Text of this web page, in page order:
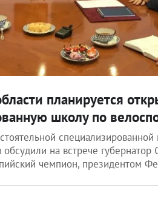
планируется
школу по
на встрече губернатор
чемпион, президентом